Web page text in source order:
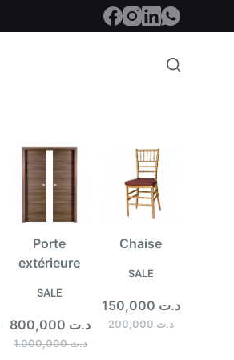
Porte
extérieure
SALEPRODUCT
SALE
د.ت1.000,000
د.ت
Chaise
SALEPRODUCT
SALE
د.ت200,000
د.ت